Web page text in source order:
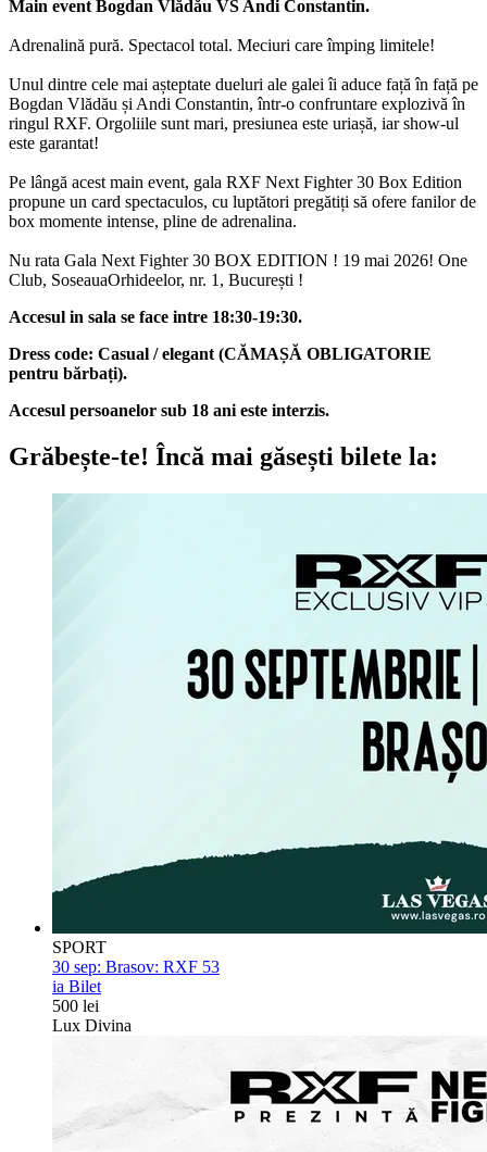
Main event Bogdan Vlădău VS Andi Constantin.
Adrenalină pură. Spectacol total. Meciuri care împing limitele!
Unul dintre cele mai așteptate dueluri ale galei îi aduce față în față pe
Bogdan Vlădău și Andi Constantin, într-o confruntare explozivă în
ringul RXF. Orgoliile sunt mari, presiunea este uriașă, iar show-ul
este garantat!
Pe lângă acest main event, gala RXF Next Fighter 30 Box Edition
propune un card spectaculos, cu luptători pregătiți să ofere fanilor de
box momente intense, pline de adrenalina.
Nu rata Gala Next Fighter 30 BOX EDITION ! 19 mai 2026! One
Club, SoseauaOrhideelor, nr. 1, București !
Accesul in sala se face intre 18:30-19:30.
Dress code: Casual / elegant (CĂMAȘĂ OBLIGATORIE
pentru bărbați).
Accesul persoanelor sub 18 ani este interzis.
Grăbește-te! Încă mai găsești bilete la:
SPORT
30 sep: Brasov: RXF 53
ia Bilet
500 lei
Lux Divina